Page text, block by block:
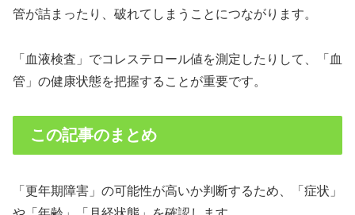
管が詰まったり、破れてしまうことにつながります。
「血液検査」でコレステロール値を測定したりして、「血
管」の健康状態を把握することが重要です。
この記事のまとめ
「更年期障害」の可能性が高いか判断するため、「症状」